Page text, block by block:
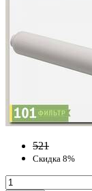
521
Скидка 8%